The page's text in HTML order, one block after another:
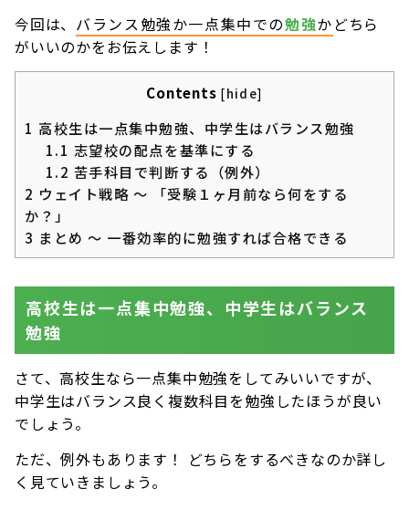
今回は、 バランス勉強か一点集中での勉強か どちら
がいいのかをお伝えします！
Contents [hide]
1 高校生は一点集中勉強、中学生はバランス勉強
1.1 志望校の配点を基準にする
1.2 苦手科目で判断する（例外）
2 ウェイト戦略 〜 「受験１ヶ月前なら何をする
か？」
3 まとめ 〜 一番効率的に勉強すれば合格できる
高校生は一点集中勉強、中学生はバランス
勉強
さて、高校生なら一点集中勉強をしてみいいですが、
中学生はバランス良く複数科目を勉強したほうが良い
でしょう。
ただ、例外もあります！ どちらをするべきなのか詳し
く見ていきましょう。